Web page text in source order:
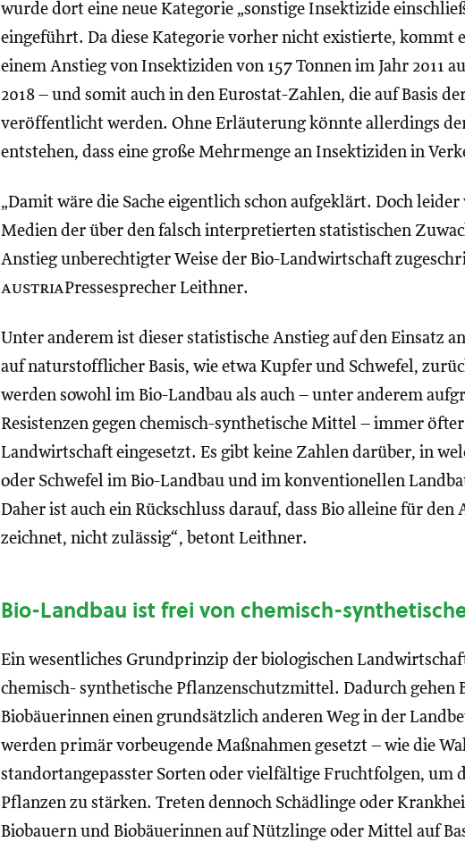
wurde dort eine neue Kategorie „sonstige Insektizide
eingeführt. Da diese Kategorie vorher nicht existierte, kommt
einem Anstieg von Insektiziden von 157 Tonnen im Jahr 2011
2018 – und somit auch in den Eurostat-Zahlen, die auf Basis
veröffentlicht werden. Ohne Erläuterung könnte allerdings
entstehen, dass eine große Mehrmenge an Insektiziden in
„Damit wäre die Sache eigentlich schon aufgeklärt. Doch
Medien der über den falsch interpretierten statistischen
Anstieg unberechtigter Weise der Bio-Landwirtschaft
austriaPressesprecher Leithner.
Unter anderem ist dieser statistische Anstieg auf den Einsatz
auf naturstofflicher Basis, wie etwa Kupfer und Schwefel,
werden sowohl im Bio-Landbau als auch – unter anderem
Resistenzen gegen chemisch-synthetische Mittel – immer
Landwirtschaft eingesetzt. Es gibt keine Zahlen darüber, in
oder Schwefel im Bio-Landbau und im konventionellen
Daher ist auch ein Rückschluss darauf, dass Bio alleine für
zeichnet, nicht zulässig“, betont Leithner.
Bio-Landbau ist frei von chemisch-
Ein wesentliches Grundprinzip der biologischen
chemisch- synthetische Pflanzenschutzmittel. Dadurch gehen
Biobäuerinnen einen grundsätzlich anderen Weg in der
werden primär vorbeugende Maßnahmen gesetzt – wie die
standortangepasster Sorten oder vielfältige Fruchtfolgen, um
Pflanzen zu stärken. Treten dennoch Schädlinge oder
Biobauern und Biobäuerinnen auf Nützlinge oder Mittel auf